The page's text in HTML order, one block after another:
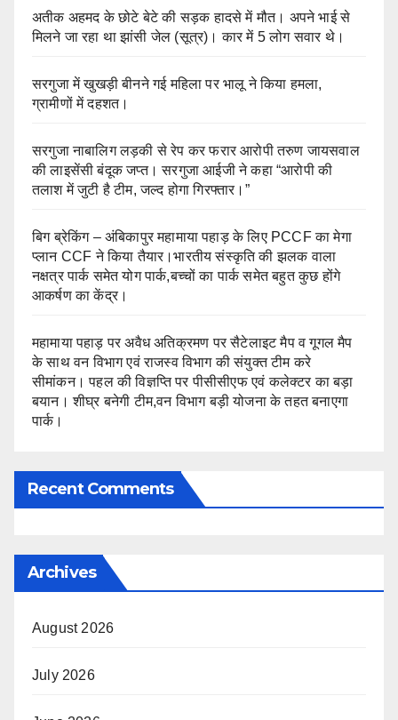
अतीक अहमद के छोटे बेटे की सड़क हादसे में मौत। अपने भाई से
मिलने जा रहा था झांसी जेल (सूत्र)। कार में 5 लोग सवार थे।
सरगुजा में खुखड़ी बीनने गई महिला पर भालू ने किया हमला,
ग्रामीणों में दहशत।
सरगुजा नाबालिग लड़की से रेप कर फरार आरोपी तरुण जायसवाल
की लाइसेंसी बंदूक जप्त। सरगुजा आईजी ने कहा “आरोपी की
तलाश में जुटी है टीम, जल्द होगा गिरफ्तार।”
बिग ब्रेकिंग – अंबिकापुर महामाया पहाड़ के लिए PCCF का मेगा
प्लान CCF ने किया तैयार।भारतीय संस्कृति की झलक वाला
नक्षत्र पार्क समेत योग पार्क,बच्चों का पार्क समेत बहुत कुछ होंगे
आकर्षण का केंद्र।
महामाया पहाड़ पर अवैध अतिक्रमण पर सैटेलाइट मैप व गूगल मैप
के साथ वन विभाग एवं राजस्व विभाग की संयुक्त टीम करे
सीमांकन। पहल की विज्ञप्ति पर पीसीसीएफ एवं कलेक्टर का बड़ा
बयान। शीघ्र बनेगी टीम,वन विभाग बड़ी योजना के तहत बनाएगा
पार्क।
Recent Comments
Archives
August 2026
July 2026